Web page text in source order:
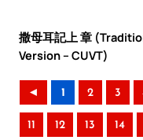
撒母耳記上 章
Version – CUVT)
◄ 1 2 3
11 12 13 14